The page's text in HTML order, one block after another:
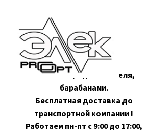
навигации
содержимому
Оптовая продажа кабеля,
барабанами.
Бесплатная доставка до
транспортной компании !
Работаем пн-пт с 9:00 до 17:00,